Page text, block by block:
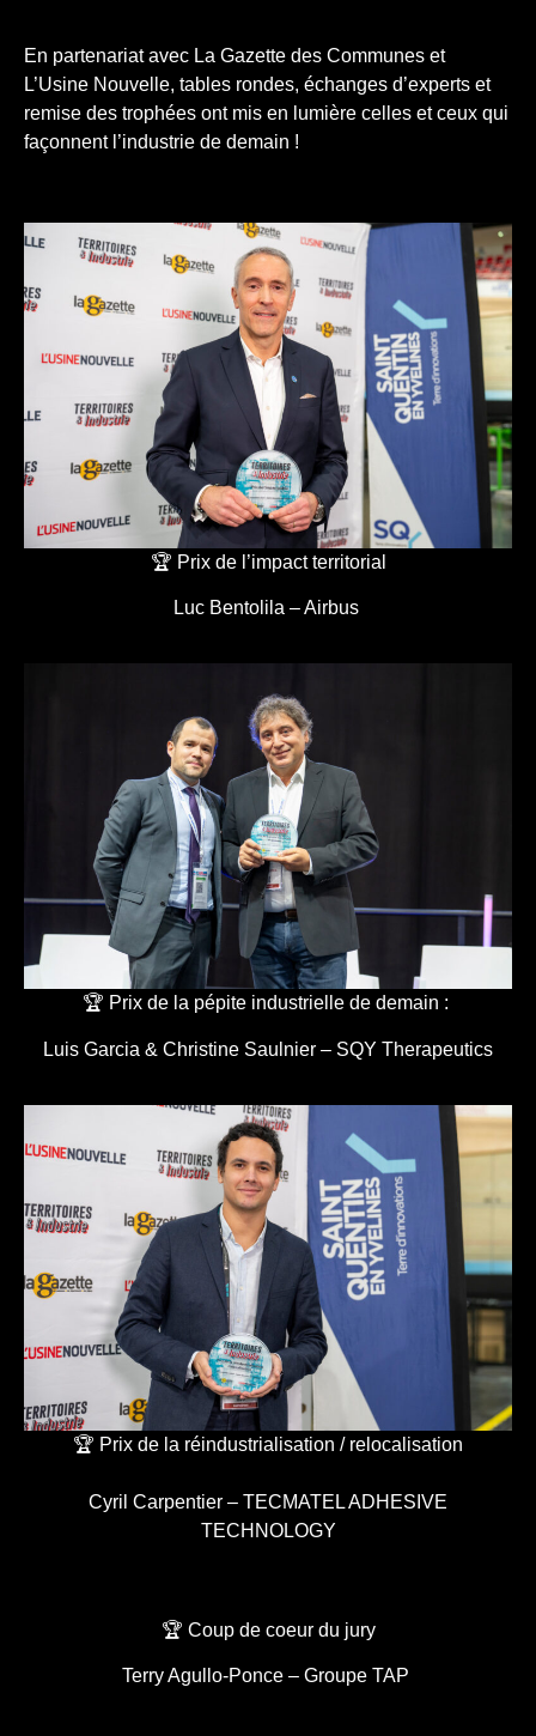
En partenariat avec La Gazette des Communes et
L’Usine Nouvelle, tables rondes, échanges d’experts et
remise des trophées ont mis en lumière celles et ceux qui
façonnent l’industrie de demain !
🏆 Prix de l’impact territorial
Luc Bentolila – Airbus
🏆 Prix de la pépite industrielle de demain :
Luis Garcia & Christine Saulnier – SQY Therapeutics
🏆 Prix de la réindustrialisation / relocalisation
Cyril Carpentier – TECMATEL ADHESIVE
TECHNOLOGY
🏆 Coup de coeur du jury
Terry Agullo-Ponce – Groupe TAP